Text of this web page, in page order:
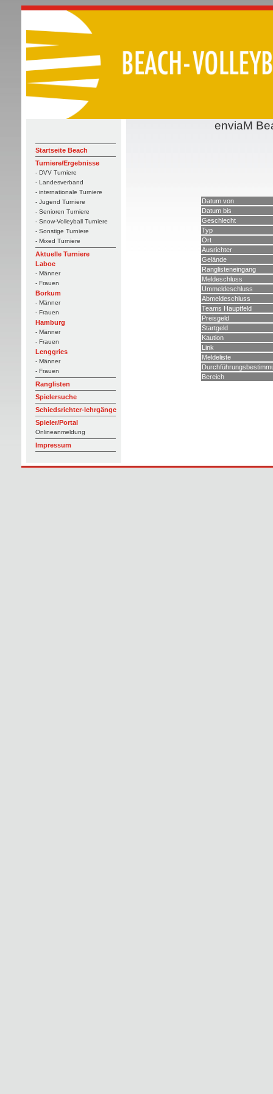
Startseite Beach
Turniere/Ergebnisse
- DVV Turniere
- Landesverband
- internationale Turniere
- Jugend Turniere
- Senioren Turniere
- Snow-Volleyball Turniere
- Sonstige Turniere
- Mixed Turniere
Aktuelle Turniere
Laboe
- Männer
- Frauen
Borkum
- Männer
- Frauen
Hamburg
- Männer
- Frauen
Lenggries
- Männer
- Frauen
Ranglisten
Spielersuche
Schiedsrichter-lehrgänge
Spieler/Portal
Onlineanmeldung
Impressum
enviaM
Datum von
Datum bis
Geschlecht
Typ
Ort
Ausrichter
Gelände
Ranglisteneingang
Meldeschluss
Ummeldeschluss
Abmeldeschluss
Teams Hauptfeld
Preisgeld
Startgeld
Kaution
Link
Meldeliste
Bereich